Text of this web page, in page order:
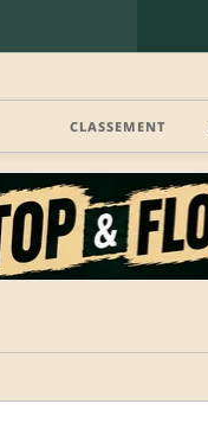
CLASSEMENT